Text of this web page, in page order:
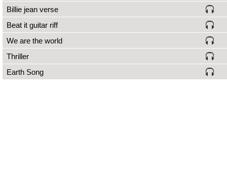
Billie jean verse
Beat it guitar riff
We are the world
Thriller
Earth Song